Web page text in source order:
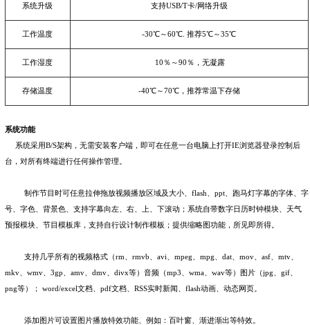
系统升级 支持USB/T卡/网络升级
工作温度 -30℃～60℃ .推荐5℃～35℃
工作湿度 10 ％～90 ％，无凝露
存储温度 -40℃～70℃，推荐常温下存储
系统功能
系统采用B/S架构，无需安装客户端，即可在任意一台电脑上打开IE浏览器登录控制后
台，对所有终端进行任何操作管理。
制作节目时可任意拉伸拖放视频播放区域及大小、 flash ppt、跑马灯字幕的字体、字
号、字色、背景色、支持字幕向左、右、上、下滚动；系统自带数字日历时钟模块、天气
预报模块、节目模板库，支持自行设计制作模板；提供缩略图功能，所见即所得。
支持几乎所有的视频格式（rm rmvb avi mpeg mpg dat、 mov、 asf、 mtv、
mkv、 wmv、 3gp amv、 dmv、 divx等）音频（mp3 wma、 wav等）图片（jpg gif、
png等）； word/excel文档、 pdf文档、 RSS实时新闻、 flash动画、动态网页。
添加图片可设置图片播放特效功能、例如：百叶窗、渐进渐出等特效。